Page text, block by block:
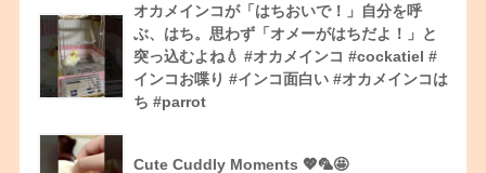
オカメインコが「はちおいで！」自分を呼
ぶ、はち。思わず「オメーがはちだよ！」と
突っ込むよね💧 #オカメインコ #cockatiel #
インコお喋り #インコ面白い #オカメインコは
ち #parrot
Cute Cuddly Moments 💖🦜🤩